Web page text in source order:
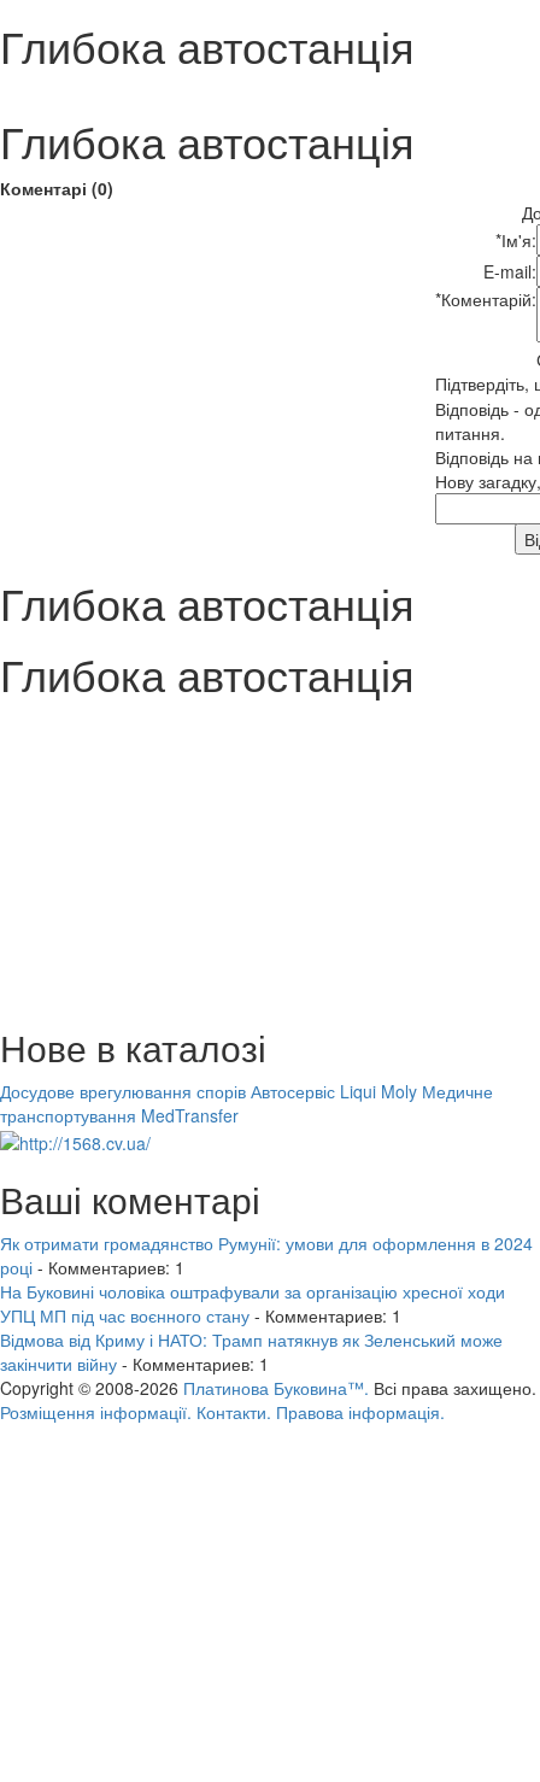
Глибока автостанція
Глибока автостанція
Коментарі (0)
*Ім'я:
E-mail:
*Коментарій:
Відповідь -
питання.
Відповідь
Нову
Глибока автостанція
Глибока автостанція
Нове в каталозі
Досудове врегулювання спорів Автосервіс Liqui Moly Медичне
транспортування MedTransfer
Ваші коментарі
Як отримати громадянство Румунії: умови для оформлення в 2024
році - Комментариев: 1
На Буковині чоловіка оштрафували за організацію хресної ходи
УПЦ МП під час воєнного стану - Комментариев: 1
Відмова від Криму і НАТО: Трамп натякнув як Зеленський може
закінчити війну - Комментариев: 1
Copyright © 2008-2026 Платинова Буковина™. Всі права захищено.
Розміщення інформації. Контакти. Правова інформація.